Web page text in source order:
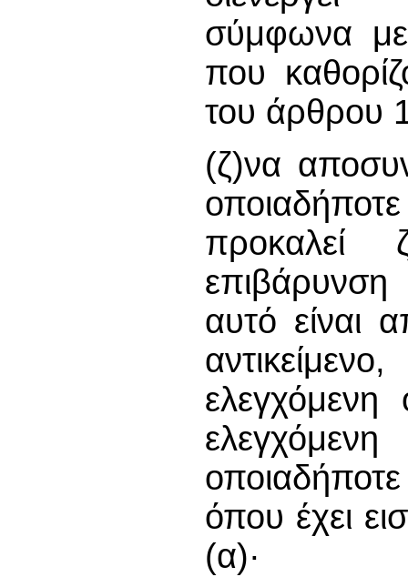
σύμφωνα με
που
του άρθρου
(ζ)να
προκαλεί
αυτό είναι
όπου έχει
(α)·